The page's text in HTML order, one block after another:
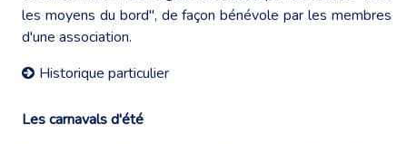
les moyens du bord", de façon bénévole par les membres
d'une association.
Historique particulier
Les carnavals d'été